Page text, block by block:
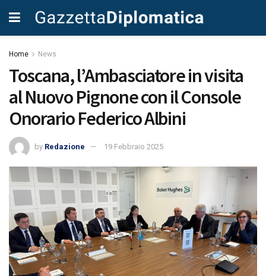
Home News
Toscana, l’Ambasciatore in visita
al Nuovo Pignone con il Console
Onorario Federico Albini
by Redazione 19 Febbraio 2025